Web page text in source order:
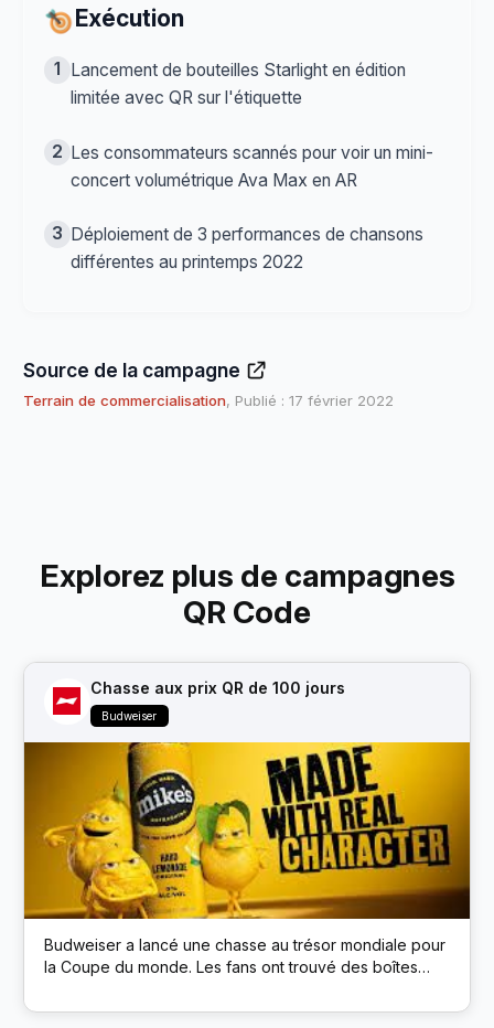
Exécution
1
Lancement de bouteilles Starlight en édition
limitée avec QR sur l'étiquette
2 Les consommateurs scannés pour voir un mini-
concert volumétrique Ava Max en AR
3 Déploiement de 3 performances de chansons
différentes au printemps 2022
Source de la campagne
Terrain de commercialisation, Publié : 17 février 2022
Explorez plus de campagnes
QR Code
Chasse aux prix QR de 100 jours
Budweiser
Budweiser a lancé une chasse au trésor mondiale pour
la Coupe du monde. Les fans ont trouvé des boîtes
publics ; chaque boîte avait un code QR qui débloquait